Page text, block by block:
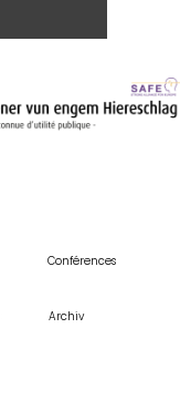
Conférences
Archiv